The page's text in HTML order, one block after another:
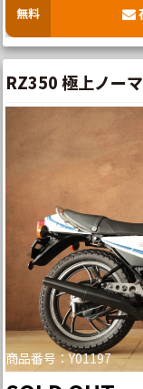
無料
RZ350 極上ノー
商品番号：Y01197